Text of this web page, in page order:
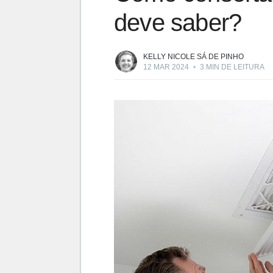
deve saber?
KELLY NICOLE SÁ DE PINHO
12 MAR 2024 • 3 MIN DE LEITURA